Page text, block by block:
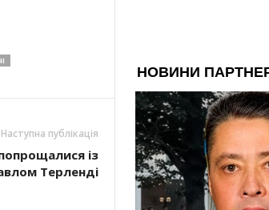
Наступна публікація
із
Терленді